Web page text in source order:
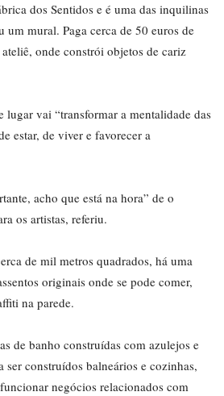
dos Sentidos e é uma das inquilinas
um mural. Paga cerca de 50 euros de
onde constrói objetos de cariz
lugar vai “transformar a mentalidade das
estar, de viver e favorecer a
acho que está na hora” de o
os artistas, referiu.
de mil metros quadrados, há uma
originais onde se pode comer,
na parede.
de banho construídas com azulejos e
ser construídos balneários e cozinhas,
negócios relacionados com